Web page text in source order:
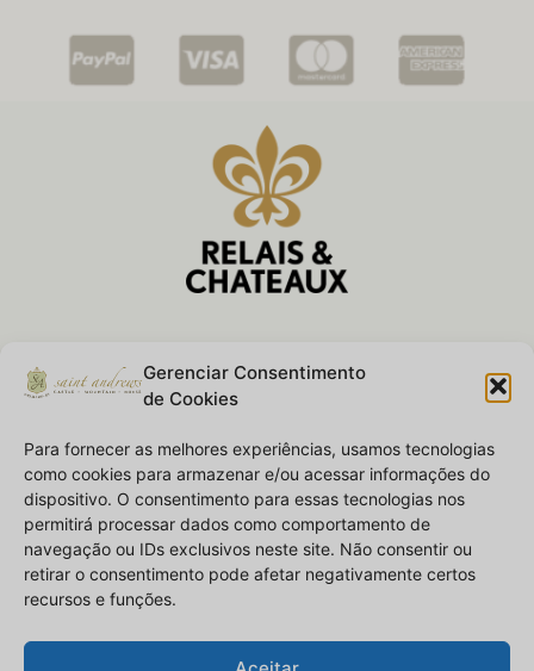
Gerenciar Consentimento
de Cookies
Para fornecer as melhores experiências, usamos tecnologias
como cookies para armazenar e/ou acessar informações do
dispositivo. O consentimento para essas tecnologias nos
permitirá processar dados como comportamento de
navegação ou IDs exclusivos neste site. Não consentir ou
retirar o consentimento pode afetar negativamente certos
recursos e funções.
Nossas Conquistas